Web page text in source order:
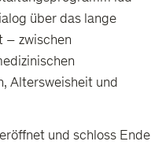
über das lange
– zwischen
Altersweisheit und
und schloss Ende